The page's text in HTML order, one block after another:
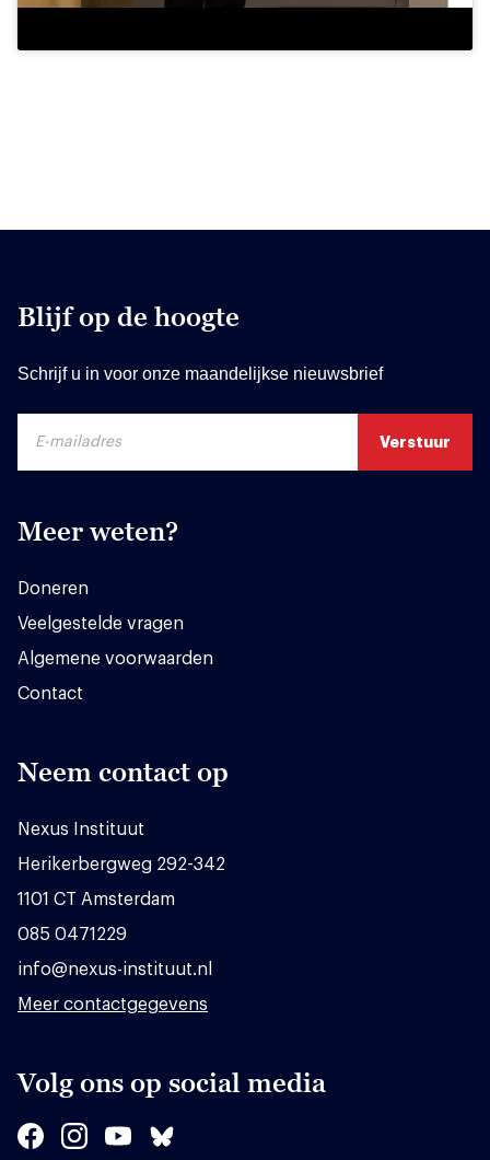
Blijf op de hoogte
Schrijf u in voor onze maandelijkse nieuwsbrief
Meer weten?
Doneren
Veelgestelde vragen
Algemene voorwaarden
Contact
Neem contact op
Nexus Instituut
Herikerbergweg 292-342
1101 CT Amsterdam
085 0471229
info@nexus-instituut.nl
Meer contactgegevens
Volg ons op social media